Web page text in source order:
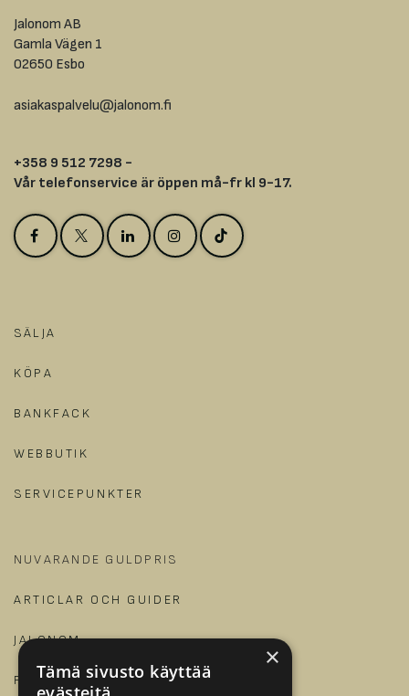
Jalonom AB
Gamla Vägen 1
02650 Esbo
asiakaspalvelu@jalonom.fi
+358 9 512 7298 -
Vår telefonservice är öppen må-fr kl 9-17.
SÄLJA
KÖPA
BANKFACK
WEBBUTIK
SERVICEPUNKTER
NUVARANDE GULDPRIS
ARTICLAR OCH GUIDER
JALONOM
FÖR FÖRETAG
×
Tämä sivusto käyttää